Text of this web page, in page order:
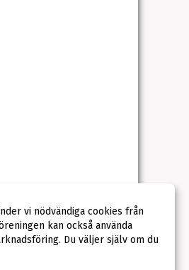
vi nödvändiga cookies från
kan också använda
Du väljer själv om du